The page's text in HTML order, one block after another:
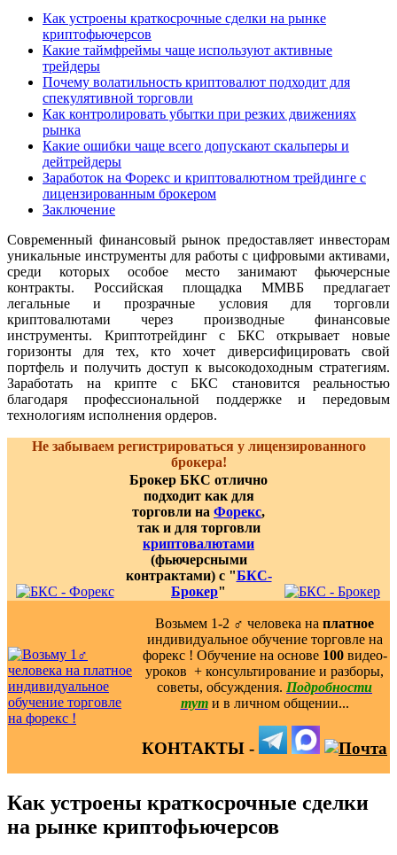
Как устроены краткосрочные сделки на рынке
криптофьючерсов
Какие таймфреймы чаще используют активные
трейдеры
Почему волатильность криптовалют подходит для
спекулятивной торговли
Как контролировать убытки при резких движениях
рынка
Какие ошибки чаще всего допускают скальперы и
дейтрейдеры
Заработок на Форекс и криптовалютном трейдинге с
лицензированным брокером
Заключение
Современный финансовый рынок предоставляет инвесторам
уникальные инструменты для работы с цифровыми активами,
среди которых особое место занимают фьючерсные
контракты. Российская площадка ММВБ предлагает
легальные и прозрачные условия для торговли
криптовалютами через производные финансовые
инструменты. Криптотрейдинг с БКС открывает новые
горизонты для тех, кто хочет диверсифицировать свой
портфель и получить доступ к высокодоходным стратегиям.
Заработать на крипте с БКС становится реальностью
благодаря профессиональной поддержке и передовым
технологиям исполнения ордеров.
Не забываем регистрироваться у лицензированного
брокера!
Брокер БКС отлично
подходит как для
торговли на Форекс,
так и для торговли
криптовалютами
(фьючерсными
контрактами) с "БКС-
Брокер"
Возьмем 1-2 ‍♂️ человека на платное
индивидуальное обучение торговле на
форекс ! Обучение на основе 100видео-
уроков ️ + консультирование и разборы,
советы, обсуждения. Подробности
тут и в личном общении...
КОНТАКТЫ -
Как устроены краткосрочные сделки
на рынке криптофьючерсов